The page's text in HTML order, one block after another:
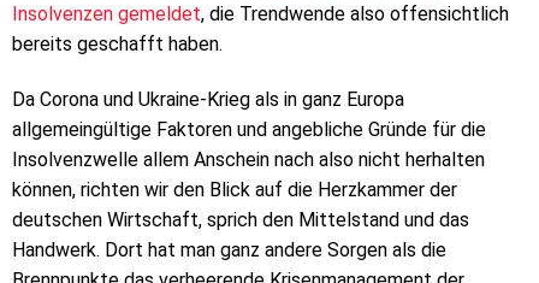
Insolvenzen gemeldet, die Trendwende also offensichtlich
bereits geschafft haben.
Da Corona und Ukraine-Krieg als in ganz Europa
allgemeingültige Faktoren und angebliche Gründe für die
Insolvenzwelle allem Anschein nach also nicht herhalten
können, richten wir den Blick auf die Herzkammer der
deutschen Wirtschaft, sprich den Mittelstand und das
Handwerk. Dort hat man ganz andere Sorgen als die